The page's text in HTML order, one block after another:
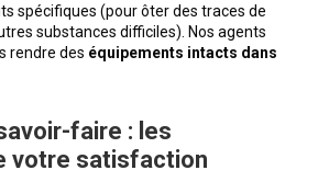
spécifiques (pour ôter des traces de
substances difficiles). Nos agents
rendre des équipements intacts dans
faire : les
votre satisfaction